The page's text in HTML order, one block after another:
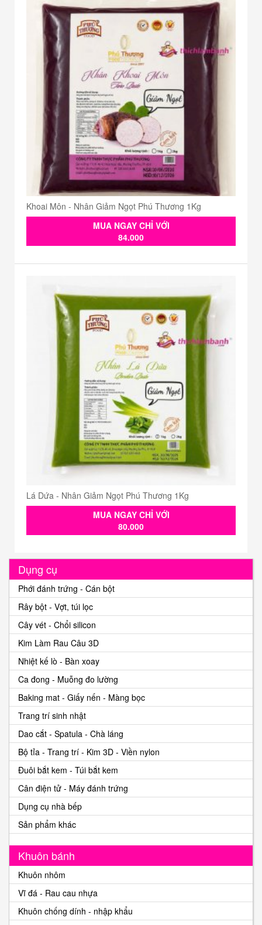
Khoai Môn - Nhân Giảm Ngọt Phú Thương 1Kg
MUA NGAY CHỈ VỚI
84.000
Lá Dứa - Nhân Giảm Ngọt Phú Thương 1Kg
MUA NGAY CHỈ VỚI
80.000
Dụng cụ
Phới đánh trứng - Cán bột
Rây bột - Vợt, túi lọc
Cây vét - Chổi silicon
Kim Làm Rau Câu 3D
Nhiệt kế lò - Bàn xoay
Ca đong - Muỗng đo lường
Baking mat - Giấy nến - Màng bọc
Trang trí sinh nhật
Dao cắt - Spatula - Chà láng
Bộ tỉa - Trang trí - Kim 3D - Viền nylon
Đuôi bắt kem - Túi bắt kem
Cân điện tử - Máy đánh trứng
Dụng cụ nhà bếp
Sản phẩm khác
Khuôn bánh
Khuôn nhôm
Vĩ đá - Rau cau nhựa
Khuôn chống dính - nhập khẩu